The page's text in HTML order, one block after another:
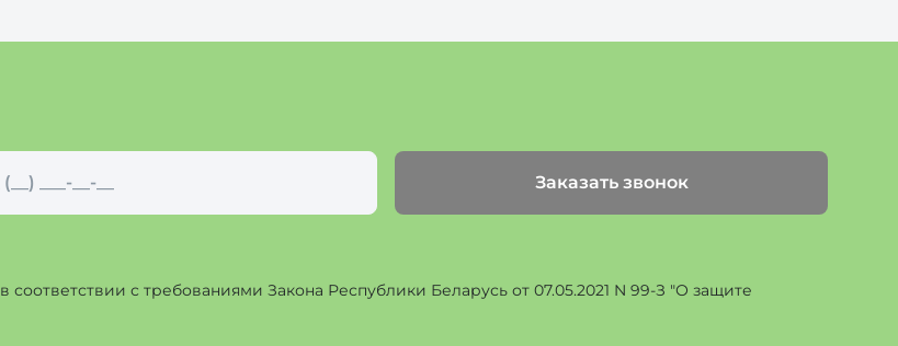
Заказать звонок
в соответствии с требованиями Закона Республики Беларусь от 07.05.2021 N 99-З "О защите